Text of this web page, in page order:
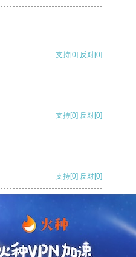
支持[0] 反对[0]
支持[0] 反对[0]
支持[0] 反对[0]